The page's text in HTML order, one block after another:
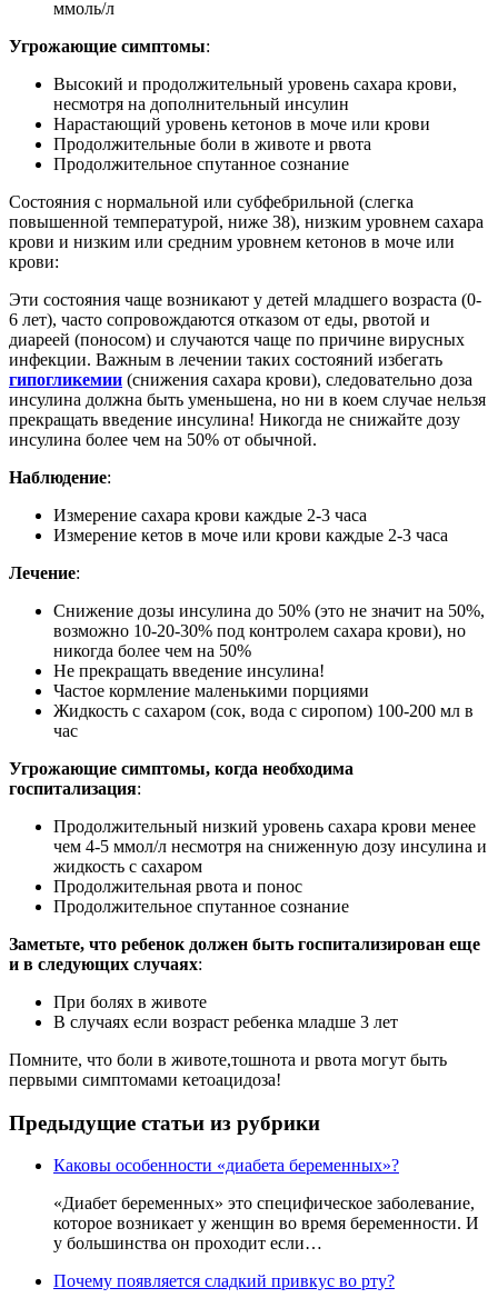
ммоль/л
Угрожающие симптомы:
Высокий и продолжительный уровень сахара крови,
несмотря на дополнительный инсулин
Нарастающий уровень кетонов в моче или крови
Продолжительные боли в животе и рвота
Продолжительное спутанное сознание
Состояния с нормальной или субфебрильной (слегка
повышенной температурой, ниже 38), низким уровнем сахара
крови и низким или средним уровнем кетонов в моче или
крови:
Эти состояния чаще возникают у детей младшего возраста (0-
6 лет), часто сопровождаются отказом от еды, рвотой и
диареей (поносом) и случаются чаще по причине вирусных
инфекции. Важным в лечении таких состояний избегать
гипогликемии (снижения сахара крови), следовательно доза
инсулина должна быть уменьшена, но ни в коем случае нельзя
прекращать введение инсулина! Никогда не снижайте дозу
инсулина более чем на 50% от обычной.
Наблюдение:
Измерение сахара крови каждые 2-3 часа
Измерение кетов в моче или крови каждые 2-3 часа
Лечение:
Снижение дозы инсулина до 50% (это не значит на 50%,
возможно 10-20-30% под контролем сахара крови), но
никогда более чем на 50%
Не прекращать введение инсулина!
Частое кормление маленькими порциями
Жидкость с сахаром (сок, вода с сиропом) 100-200 мл в
час
Угрожающие симптомы, когда необходима
госпитализация:
Продолжительный низкий уровень сахара крови менее
чем 4-5 ммол/л несмотря на сниженную дозу инсулина и
жидкость с сахаром
Продолжительная рвота и понос
Продолжительное спутанное сознание
Заметьте, что ребенок должен быть госпитализирован еще
и в следующих случаях:
При болях в животе
В случаях если возраст ребенка младше 3 лет
Помните, что боли в животе,тошнота и рвота могут быть
первыми симптомами кетоацидоза!
Предыдущие статьи из рубрики
Каковы особенности «диабета беременных»?
«Диабет беременных» это специфическое заболевание,
которое возникает у женщин во время беременности. И
у большинства он проходит если…
Почему появляется сладкий привкус во рту?